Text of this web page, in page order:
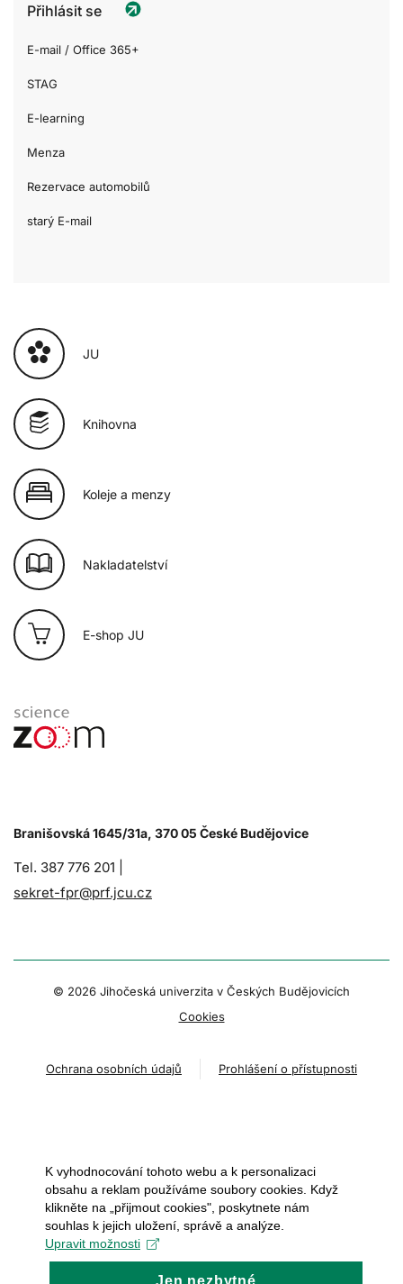
Přihlásit se
E-mail / Office 365+
STAG
E-learning
Menza
Rezervace automobilů
starý E-mail
JU
Knihovna
Koleje a menzy
Nakladatelství
E-shop JU
Branišovská 1645/31a, 370 05 České Budějovice
Tel. 387 776 201 |
sekret-fpr@prf.jcu.cz
© 2026 Jihočeská univerzita v Českých Budějovicích
Cookies
Ochrana osobních údajů Prohlášení o přístupnosti
K vyhodnocování tohoto webu a k personalizaci
obsahu a reklam používáme soubory cookies. Když
klikněte na „přijmout cookies", poskytnete nám
souhlas k jejich uložení, správě a analýze.
Upravit možnosti
Jen nezbytné